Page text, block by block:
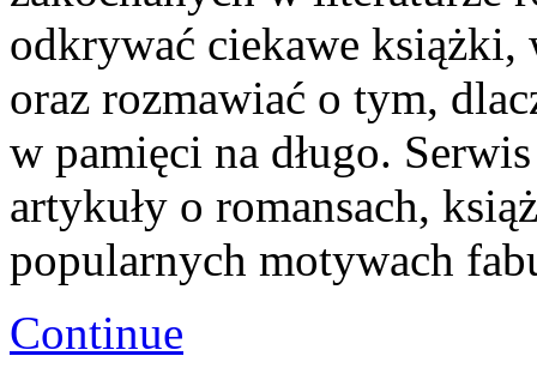
odkrywać ciekawe
oraz rozmawiać o tym,
w pamięci na długo.
artykuły o romansach,
popularnych motywach
Continue